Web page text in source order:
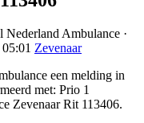
Nederland Ambulance ·
Zevenaar
een melding in
met: Prio 1
Zevenaar Rit 113406.